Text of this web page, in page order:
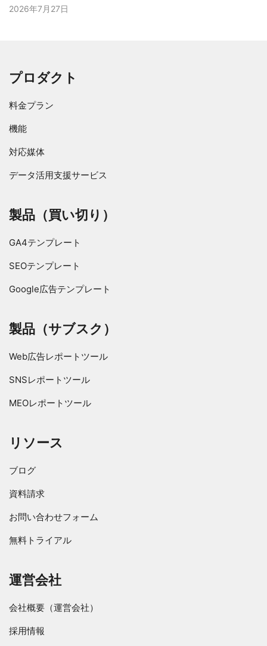
2026年7月27日
プロダクト
料金プラン
機能
対応媒体
データ活用支援サービス
製品（買い切り）
GA4テンプレート
SEOテンプレート
Google広告テンプレート
製品（サブスク）
Web広告レポートツール
SNSレポートツール
MEOレポートツール
リソース
ブログ
資料請求
お問い合わせフォーム
無料トライアル
運営会社
会社概要（運営会社）
採用情報